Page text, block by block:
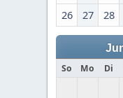
26
27 28
So Mo Di